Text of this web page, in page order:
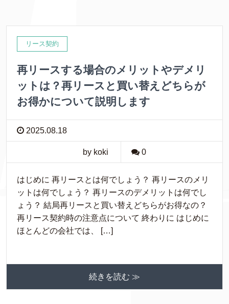
リース契約
再リースする場合のメリットやデメリ
ットは？再リースと買い替えどちらが
お得かについて説明します
2025.08.18
by koki 0
はじめに 再リースとは何でしょう？ 再リースのメリ
ットは何でしょう？ 再リースのデメリットは何でし
ょう？ 結局再リースと買い替えどちらがお得なの？
再リース契約時の注意点について 終わりに はじめに
ほとんどの会社では、 […]
続きを読む ≫